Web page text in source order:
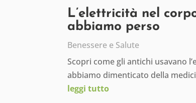
L’elettricità nel
abbiamo perso
Benessere e Salute
Scopri come gli antichi usavano
abbiamo dimenticato della
leggi tutto